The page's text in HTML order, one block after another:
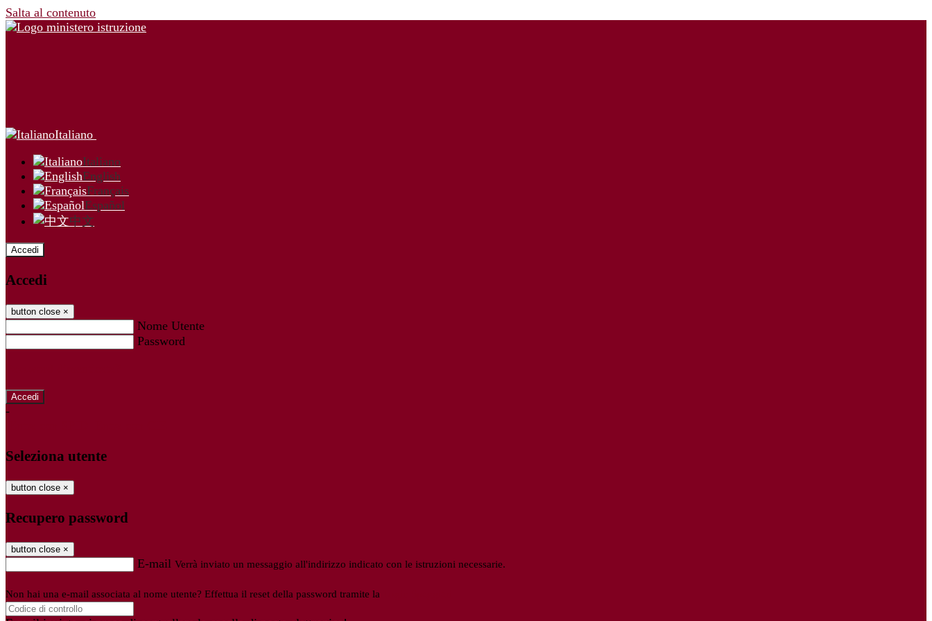
Salta al contenuto
Italiano
Italiano
English
Français
Español
中文
Accedi
Accedi
button close ×
Nome Utente
Password
-
Seleziona utente
button close ×
Recupero password
button close ×
E-mail Verrà inviato un messaggio all'indirizzo indicato con le istruzioni necessarie.
Non hai una e-mail associata al nome utente? Effettua il reset della password tramite la